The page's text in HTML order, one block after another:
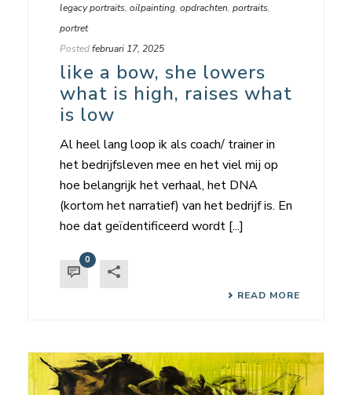
legacy portraits, oilpainting, opdrachten, portraits,
portret
Postedfebruari 17, 2025
like a bow, she lowers
what is high, raises what
is low
Al heel lang loop ik als coach/ trainer in
het bedrijfsleven mee en het viel mij op
hoe belangrijk het verhaal, het DNA
(kortom het narratief) van het bedrijf is. En
hoe dat geïdentificeerd wordt [...]
0
READ MORE